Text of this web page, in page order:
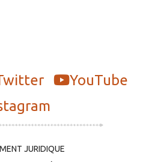
YouTube
JURIDIQUE